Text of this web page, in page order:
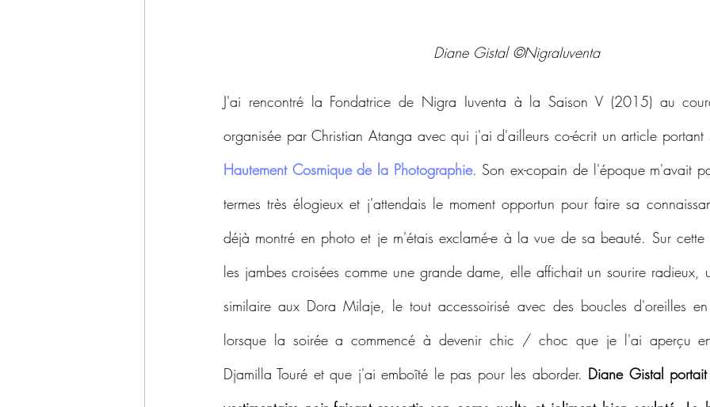
Diane Gistal ©NigraIuventa
J'ai rencontré la Fondatrice de Nigra Iuventa à la Saison V (2015) au
organisée par Christian Atanga avec qui j'ai d'ailleurs co-écrit un article
Hautement Cosmique de la Photographie. Son ex-copain de l'époque m'avait
termes très élogieux et j'attendais le moment opportun pour faire sa
déjà montré en photo et je m'étais exclamé-e à la vue de sa beauté. Sur
les jambes croisées comme une grande dame, elle affichait un sourire radieux,
similaire aux Dora Milaje, le tout accessoirisé avec des boucles d'oreilles
lorsque la soirée a commencé à devenir chic / choc que je l'ai aperçu
Djamilla Touré et que j'ai emboîté le pas pour les aborder. Diane Gistal